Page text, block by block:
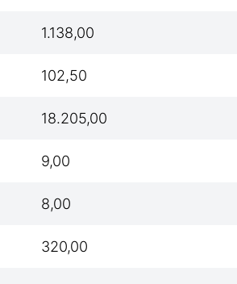
1.138,00
102,50
18.205,00
9,00
8,00
320,00